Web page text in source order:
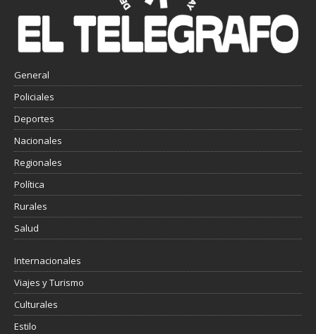
General
Policiales
Deportes
Nacionales
Regionales
Política
Rurales
Salud
Internacionales
Viajes y Turismo
Culturales
Estilo